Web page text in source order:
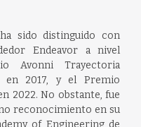
sido distinguido con
Endeavor a nivel
Avonni Trayectoria
en 2017, y el Premio
2022. No obstante, fue
reconocimiento en su
of Engineering de